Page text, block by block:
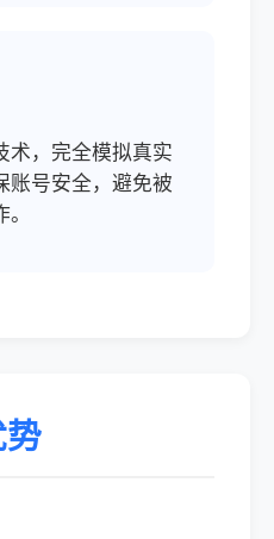
术，完全模拟真实
账号安全，避免被
势